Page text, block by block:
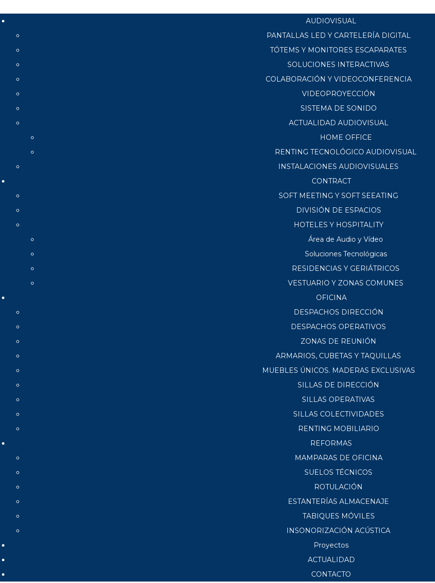
AUDIOVISUAL
PANTALLAS LED Y CARTELERÍA DIGITAL
TÓTEMS Y MONITORES ESCAPARATES
SOLUCIONES INTERACTIVAS
COLABORACIÓN Y VIDEOCONFERENCIA
VIDEOPROYECCIÓN
SISTEMA DE SONIDO
ACTUALIDAD AUDIOVISUAL
HOME OFFICE
RENTING TECNOLÓGICO AUDIOVISUAL
INSTALACIONES AUDIOVISUALES
CONTRACT
SOFT MEETING Y SOFT SEEATING
DIVISIÓN DE ESPACIOS
HOTELES Y HOSPITALITY
Área de Audio y Vídeo
Soluciones Tecnológicas
RESIDENCIAS Y GERIÁTRICOS
VESTUARIO Y ZONAS COMUNES
OFICINA
DESPACHOS DIRECCIÓN
DESPACHOS OPERATIVOS
ZONAS DE REUNIÓN
ARMARIOS, CUBETAS Y TAQUILLAS
MUEBLES ÚNICOS. MADERAS EXCLUSIVAS
SILLAS DE DIRECCIÓN
SILLAS OPERATIVAS
SILLAS COLECTIVIDADES
RENTING MOBILIARIO
REFORMAS
MAMPARAS DE OFICINA
SUELOS TÉCNICOS
ROTULACIÓN
ESTANTERÍAS ALMACENAJE
TABIQUES MÓVILES
INSONORIZACIÓN ACÚSTICA
Proyectos
ACTUALIDAD
CONTACTO